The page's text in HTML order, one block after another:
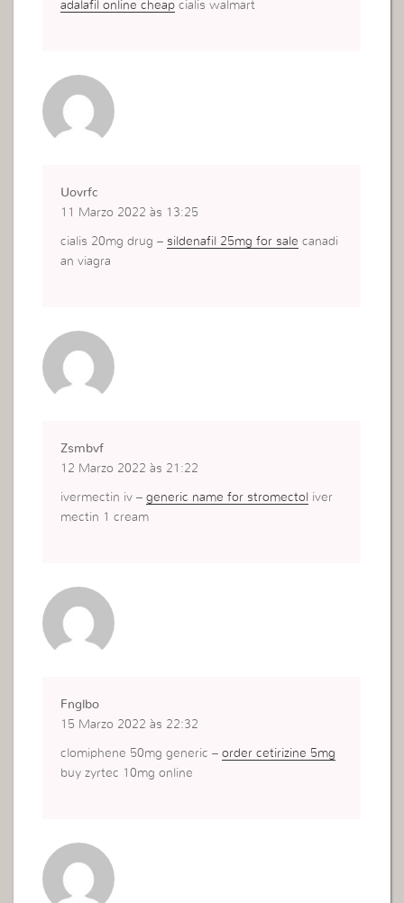
adalafil online cheap cialis walmart
Uovrfc
11 Marzo 2022 às 13:25
cialis 20mg drug – sildenafil 25mg for sale canadi
an viagra
Zsmbvf
12 Marzo 2022 às 21:22
ivermectin iv –generic name for stromectol iver
mectin 1 cream
Fnglbo
15 Marzo 2022 às 22:32
clomiphene 50mg generic –order cetirizine 5mg
buy zyrtec 10mg online